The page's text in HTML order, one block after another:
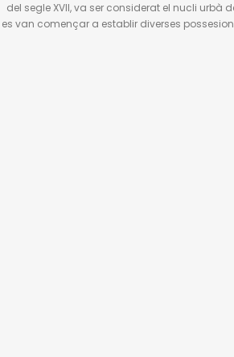
del segle XVII, va ser considerat el nucli urbà
es van començar a establir diverses